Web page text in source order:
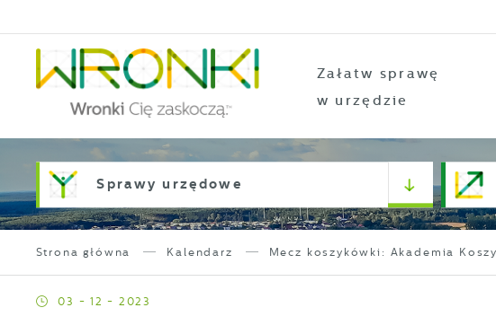
Załatw sprawę
w urzędzie
Sprawy urzędowe
Strona główna Kalendarz Mecz koszykówki: Akademia
03 - 12 - 2023